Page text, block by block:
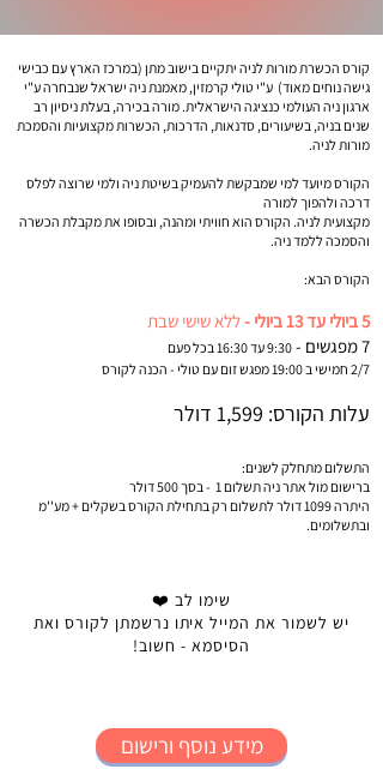
קורס הכשרת מורות לניה יתקיים בישוב מתן (במרכז הארץ עם כבישי
גישה נוחים מאוד) ע"י טולי קרמזין, מאמנת ניה ישראל שנבחרה ע"י
ארגון ניה העולמי כנציגה הישראלית. מורה בכירה, בעלת ניסיון רב
שנים בניה, בשיעורים, סדנאות, הדרכות, הכשרות מקצועיות והסמכת
מורות לניה.
הקורס מיועד למי שמבקשת להעמיק בשיטת ניה ולמי שרוצה לפלס
דרכה ולהפוך למורה
מקצועית לניה. הקורס הוא חוויתי ומהנה, ובסופו את מקבלת הכשרה
והסמכה ללמד ניה.
הקורס הבא:
5 ביולי עד 13 ביולי -
ללא שישי שבת
7 מפגשים -
9:30 עד 16:30 בכל פעם
2/7 חמישי ב 19:00 מפגש זום עם טולי - הכנה לקורס
עלות הקורס: 1,599 דולר
התשלום מתחלק לשנים:
ברישום מול אתר ניה תשלום 1 - בסך 500 דולר
היתרה 1099 דולר לתשלום רק בתחילת הקורס בשקלים + מע''מ
ובתשלומים.
שימו לב ❤️
יש לשמור את המייל איתו נרשמתן לקורס ואת
הסיסמא - חשוב!
מידע נוסף ורישום